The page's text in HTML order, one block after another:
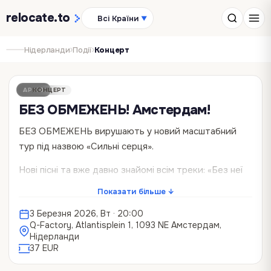
relocate.to Всі Країни ▼
Нідерланди›Події›Концерт
АРХІВКОНЦЕРТ
БЕЗ ОБМЕЖЕНЬ! Амстердам!
БЕЗ ОБМЕЖЕНЬ вирушають у новий масштабний
тур під назвою «Сильні серця».
Нові пісні та вже давно знайомі всім треки: «Без неї
ніяк», «ДИМ», «Весь світ», «Зорі запалали», «Вільні
продовжувати допомагати ЗСУ, адже всі концерти
туру - благодійні.
Попередній тур БЕЗ ОБМЕЖЕНЬ, що пройшов у
Показати більше ↓
3 Березня 2026, Вт · 20:00
Q-Factory, Atlantisplein 1, 1093 NE Амстердам,
Нідерланди
37 EUR